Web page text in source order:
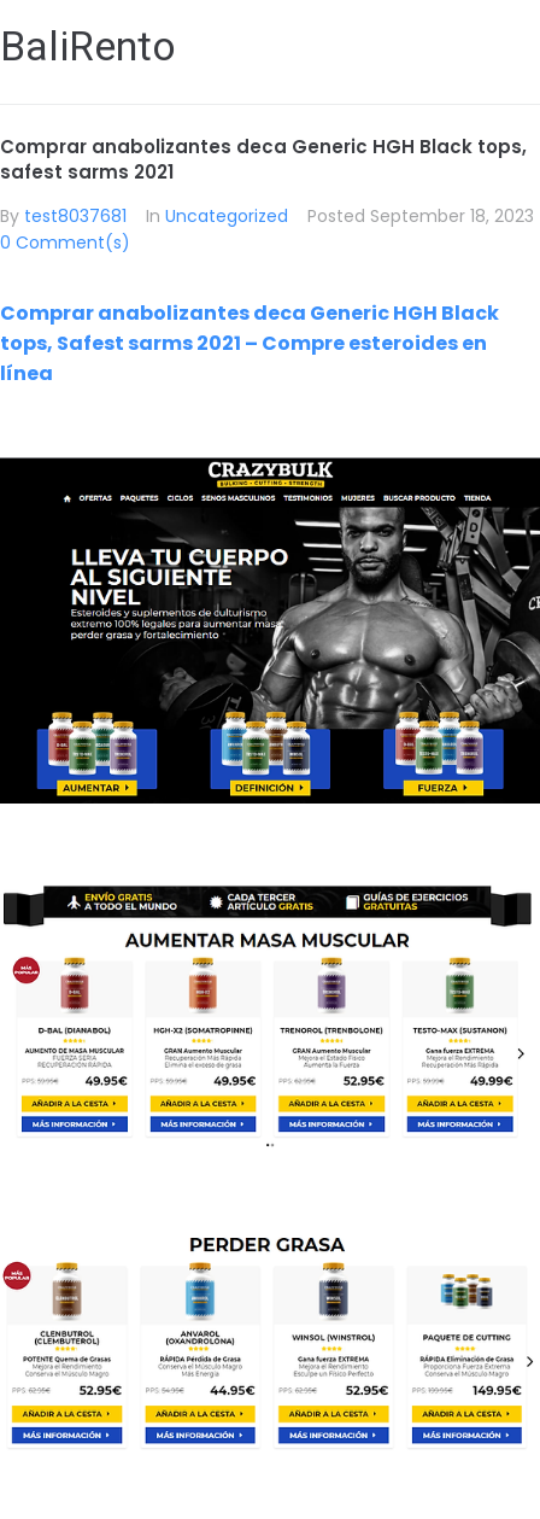
BaliRento
Comprar anabolizantes deca Generic HGH Black tops,
safest sarms 2021
By test8037681 In Uncategorized Posted September 18, 2023
0 Comment(s)
Comprar anabolizantes deca Generic HGH Black
tops, Safest sarms 2021 – Compre esteroides en
línea